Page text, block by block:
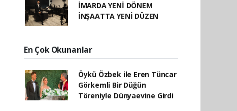
İMARDA YENİ DÖNEM
İNŞAATTA YENİ DÜZEN
En Çok Okunanlar
Öykü Özbek ile Eren Tüncar
Görkemli Bir Düğün
Töreniyle Dünyaevine Girdi